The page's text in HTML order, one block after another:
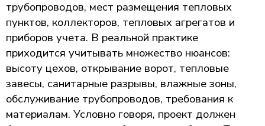
трубопроводов, мест размещения тепловых
пунктов, коллекторов, тепловых агрегатов и
приборов учета. В реальной практике
приходится учитывать множество нюансов:
высоту цехов, открывание ворот, тепловые
завесы, санитарные разрывы, влажные зоны,
обслуживание трубопроводов, требования к
материалам. Условно говоря, проект должен